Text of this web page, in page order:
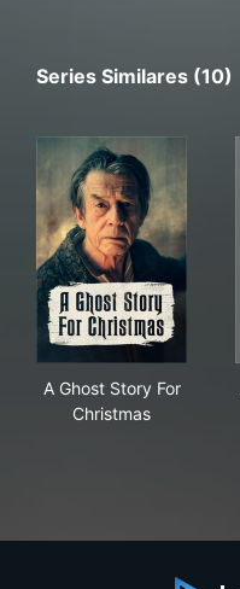
Series Similares (10)
A Ghost Story For
Christmas